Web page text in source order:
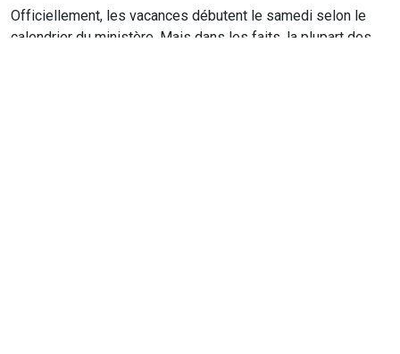
Officiellement, les vacances débutent le samedi selon le
calendrier du ministère. Mais dans les faits, la plupart des